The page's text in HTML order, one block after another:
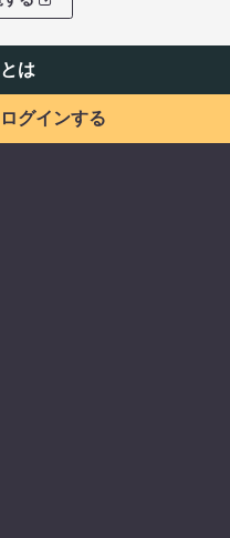
は
グインする